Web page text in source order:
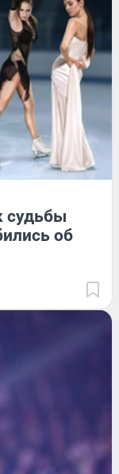
судьбы
об